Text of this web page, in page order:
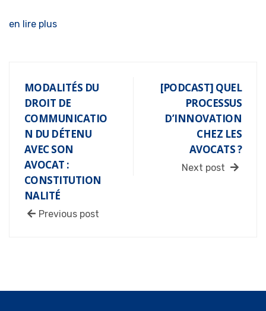
en lire plus
MODALITÉS DU
DROIT DE
COMMUNICATIO
N DU DÉTENU
AVEC SON
AVOCAT :
CONSTITUTION
NALITÉ
Previous post
[PODCAST] QUEL
PROCESSUS
D’INNOVATION
CHEZ LES
AVOCATS ?
Next post